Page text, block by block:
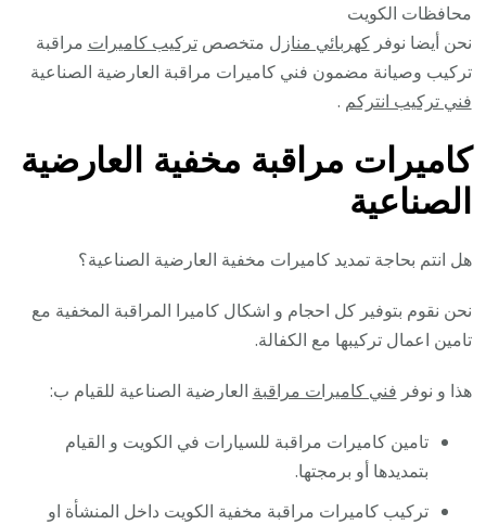
محافظات الكويت
نحن أيضا نوفركهربائي منازل متخصصتركيب كاميرات مراقبة
تركيب وصيانة مضمون فني كاميرات مراقبة العارضية الصناعية
فني تركيب انتركم .
كاميرات مراقبة مخفية العارضية
الصناعية
هل انتم بحاجة تمديد كاميرات مخفية العارضية الصناعية؟
نحن نقوم بتوفير كل احجام و اشكال كاميرا المراقبة المخفية مع
تامين اعمال تركيبها مع الكفالة.
هذا و نوفر فني كاميرات مراقبة العارضية الصناعية للقيام ب:
تامين كاميرات مراقبة للسيارات في الكويت و القيام
بتمديدها أو برمجتها.
تركيب كاميرات مراقبة مخفية الكويت داخل المنشأة او